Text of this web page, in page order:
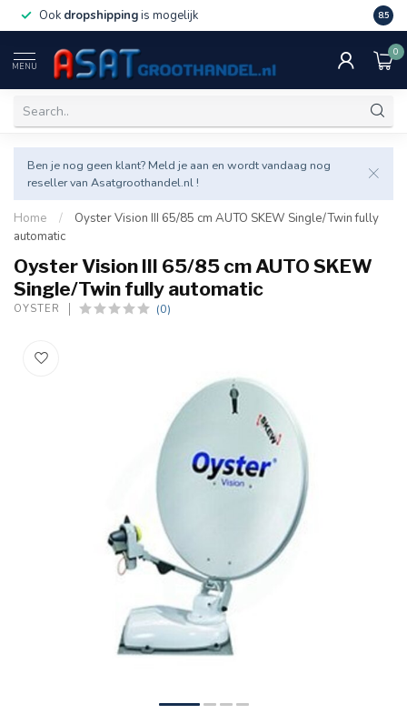
Ook dropshippingis mogelijk Veel
8.5
MENU
0
Ben je nog geen klant? Meld je aan en wordt vandaag nog
reseller van Asatgroothandel.nl !
Home /
Oyster Vision III 65/85 cm AUTO SKEW Single/Twin fully
automatic
Oyster Vision III 65/85 cm AUTO SKEW
Single/Twin fully automatic
OYSTER (0)